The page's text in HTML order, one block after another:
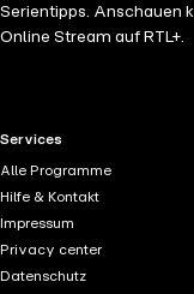
Serientipps. Anschauen
Online Stream auf RTL+.
RTL+ useful links.
Services
Alle Programme
Hilfe & Kontakt
Impressum
Privacy center
Datenschutz